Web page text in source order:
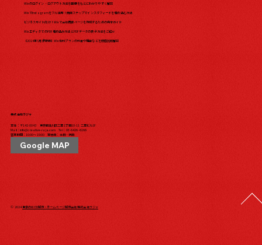
Wixのログイン・ログアウト方法を画像をもとにわかりやすく解説
WixでInstagramをフル活用！簡単ステップでインスタフィードを埋め込む方法
ビジネスサイト向け！Wixで会社概要ページを作成するための完全ガイド
WixエディタでのPDF埋め込み方法とPDFデータの表示方法をご紹介
【2024年5月最新版】Wix有料プランの料金や機能などを徹底比較解説
株式会社ラジャ
本社：〒142-0043 東京都品川区二葉1丁目10-11 二葉ビル1F
Mail： info@creative-raja.com Tel： 03-6426-6166
営業時間：10:00〜19:00 定休日：土日・祝日
Google MAP
© 2024東京のWEB制作・ホームページ制作会社 株式会社ラジャ